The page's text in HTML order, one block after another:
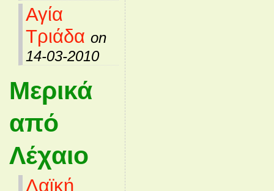
Αγία
Τριάδα on
14-03-2010
Μερικά
από
Λέχαιο
Λαϊκή